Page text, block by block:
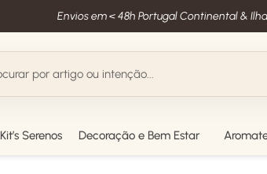
Envios em < 48h Portugal Continental &
Kit’s Serenos Decoração e Bem Estar